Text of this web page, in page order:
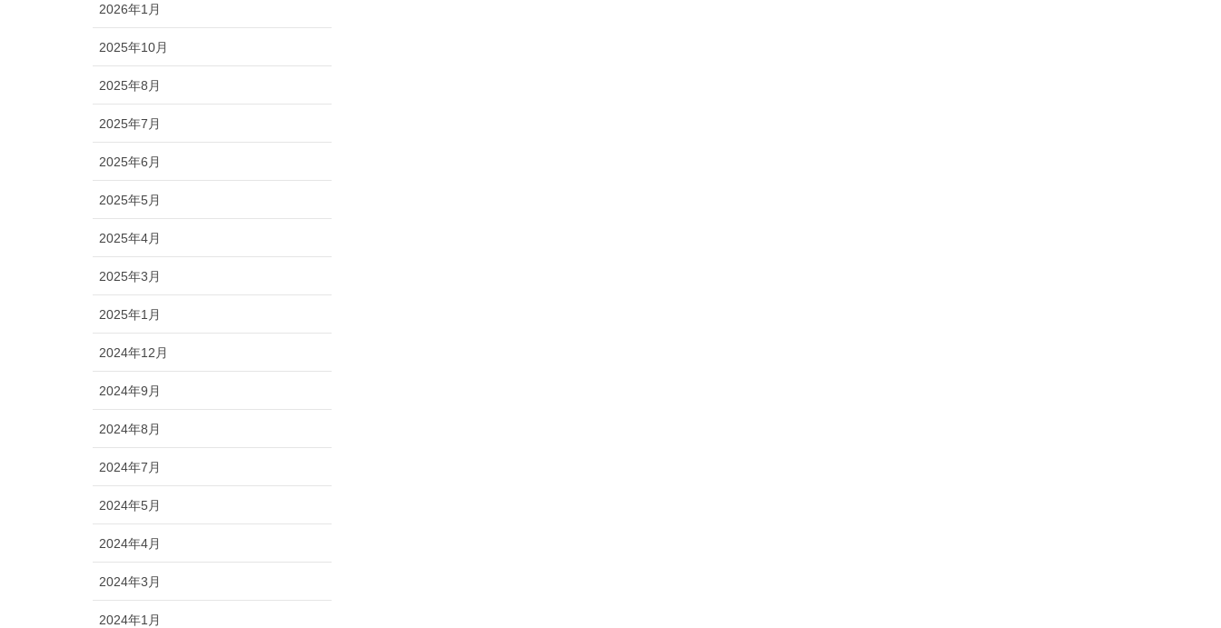
2026年1月
2025年10月
2025年8月
2025年7月
2025年6月
2025年5月
2025年4月
2025年3月
2025年1月
2024年12月
2024年9月
2024年8月
2024年7月
2024年5月
2024年4月
2024年3月
2024年1月